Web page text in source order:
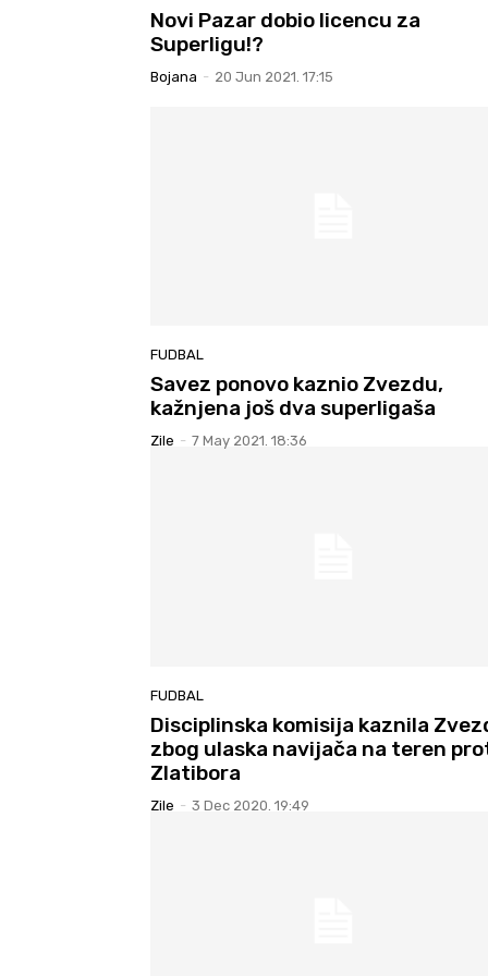
Novi Pazar dobio licencu za
Superligu!?
Bojana - 20 Jun 2021. 17:15
FUDBAL
Savez ponovo kaznio Zvezdu,
kažnjena još dva superligaša
Zile - 7 May 2021. 18:36
FUDBAL
Disciplinska komisija kaznila
zbog ulaska navijača na teren
Zlatibora
Zile - 3 Dec 2020. 19:49